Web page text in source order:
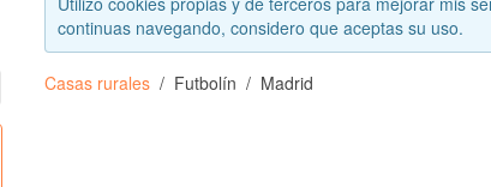
continuas navegando, considero que aceptas su uso.
Casas rurales Futbolín Madrid